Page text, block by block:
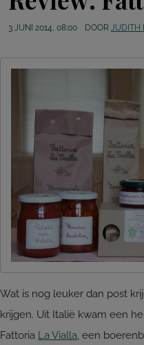
3 JUNI 2014, 08:00 DOOR JUDITH
Wat is nog leuker dan post
krijgen. Uit Italië kwam een
Fattoria La Vialla , een